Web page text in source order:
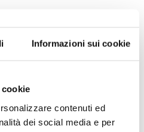
Informazioni sui cookie
contenuti ed
dei social media e per